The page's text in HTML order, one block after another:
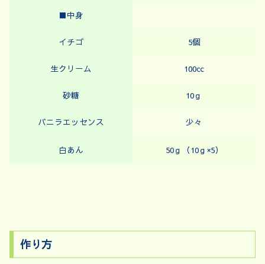
■中身
イチゴ 5個
生クリーム 100㏄
砂糖 10ｇ
バニラエッセンス 少々
白あん 50ｇ（10ｇ×5）
作り方